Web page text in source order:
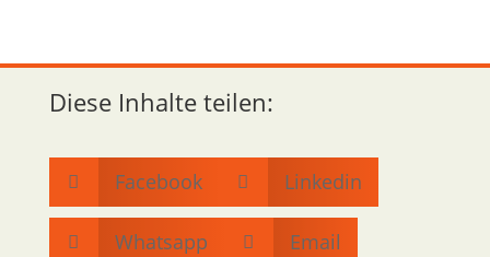
Diese Inhalte teilen:
 Facebook  Linkedin
 Whatsapp  Email